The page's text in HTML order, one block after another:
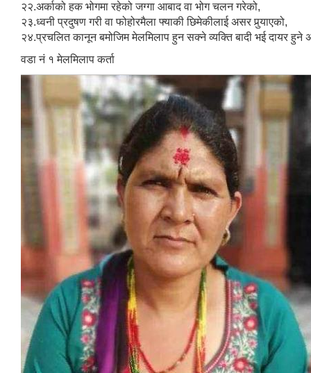
२२.अर्काको हक भोगमा रहेको जग्गा आबाद वा भोग चलन गरेको,
२३.ध्वनी प्रदुषण गरी वा फोहोरमैला फ्याकी छिमेकीलाई असर पुर्‍याएको,
२४.प्रचलित कानून बमोजिम मेलमिलाप हुन सक्ने व्यक्ति बादी भई दायर हुने
वडा नं १ मेलमिलाप कर्ता